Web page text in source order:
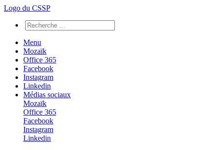
Logo du CSSP
Menu
Mozaïk
Office 365
Facebook
Instagram
Linkedin
Médias sociaux
Mozaïk
Office 365
Facebook
Instagram
Linkedin